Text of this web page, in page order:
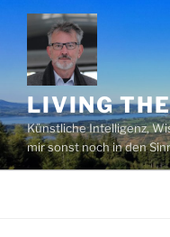
Zum
Inhalt
springen
LIVING
Künstliche Intelligenz,
mir sonst noch in den